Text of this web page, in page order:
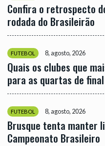
Confira o retrospecto
rodada do Brasileirão
FUTEBOL 8, agosto, 2026
Quais os clubes que
para as quartas de
FUTEBOL 8, agosto, 2026
Brusque tenta manter
Campeonato Brasileiro